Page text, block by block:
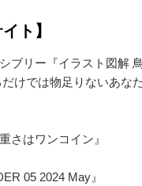
ト】
ブリー『イラスト図解
けでは物足りないあな
さはワンコイン』
05 2024 May』